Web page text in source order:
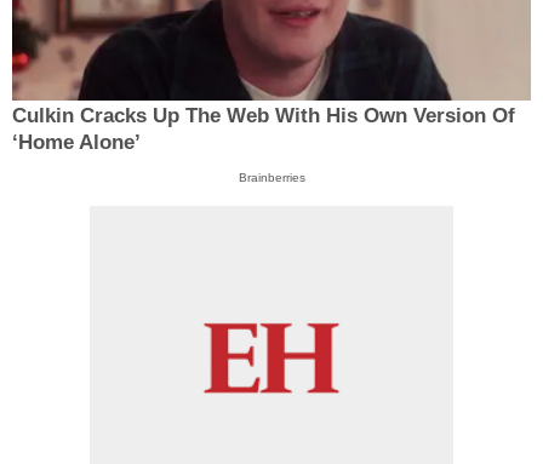
Culkin Cracks Up The Web With His Own Version Of
‘Home Alone’
Brainberries